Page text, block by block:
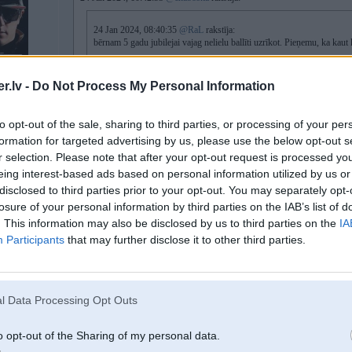
- Do Not Process My Personal Information
opt-out of the sale, sharing to third parties, or processing of your
for targeted advertising by us, please use the below opt-out
selection. Please note that after your opt-out request is processed
interest-based ads based on personal information utilized by us
to third parties prior to your opt-out. You may separately
of your personal information by third parties on the IAB’s list of
This information may also be disclosed by us to third parties on the
Participants that may further disclose it to other third parties.
Data Processing Opt Outs
opt-out of the Sharing of my personal data.
24 Jan 2024, 08:40:35 @RaL rakstīja:
bērnam 5 gadu jubilejai vajag nelielu ballīti uzrīkot. Pieņemu, ka kaut
Ir kādas rotaļu istabas, ko ieteiktu?
Vai vismaz saprast - cik tāda istaba maksā uz tām +/- 3 stundām?
Pagaidām dažām uzmetu aci, cenas sestdienā 190-230eur. Šobrīd tā
no mājām, bet 220eur par 3 stundām... dažus gadus atpakaļ
vēl pagājušajā gadā Tukumā par 90 eur dabūja. Nevaru saprast, vai
lētāku piedāvājumu apkārtnē.
TāS lielās Adventica tipa laikam neinteresē, jo tur it kā ir dzimšanas
Esam Mārupē te ņēmuši, kopumā bija ok!
https://www.facebook.com/CCmarupe
Tukumā joprojām iet 90-120 EUR par 3h , galvaspilsētā jau rijīgie
26. Jan 2024, 18:39